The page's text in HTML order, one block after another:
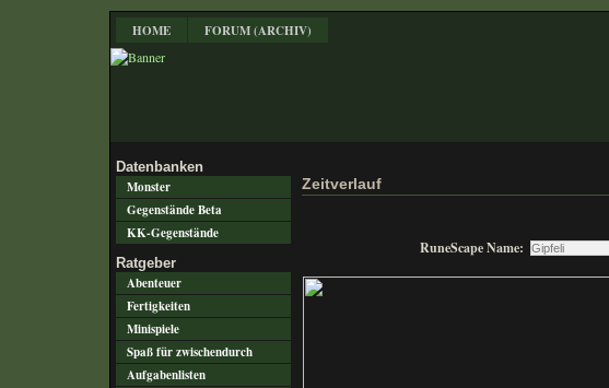
HOME FORUM (ARCHIV)
Datenbanken
Monster
Gegenstände Beta
KK-Gegenstände
Ratgeber
Abenteuer
Fertigkeiten
Minispiele
Spaß für zwischendurch
Aufgabenlisten
Zeitverlauf
RuneScape Name: